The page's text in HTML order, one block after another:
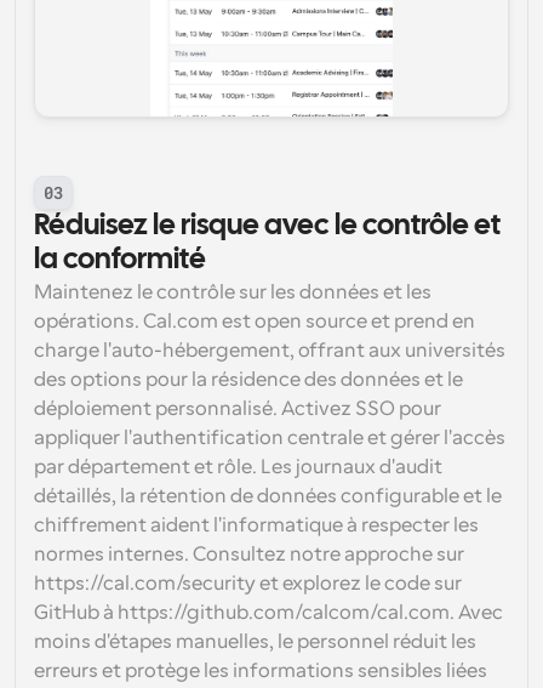
03
Réduisez le risque avec le contrôle et
la conformité
Maintenez le contrôle sur les données et les
opérations. Cal.com est open source et prend en
charge l'auto-hébergement, offrant aux universités
des options pour la résidence des données et le
déploiement personnalisé. Activez SSO pour
appliquer l'authentification centrale et gérer l'accès
par département et rôle. Les journaux d'audit
détaillés, la rétention de données configurable et le
chiffrement aident l'informatique à respecter les
normes internes. Consultez notre approche sur
https://cal.com/security et explorez le code sur
GitHub à https://github.com/calcom/cal.com. Avec
moins d'étapes manuelles, le personnel réduit les
erreurs et protège les informations sensibles liées